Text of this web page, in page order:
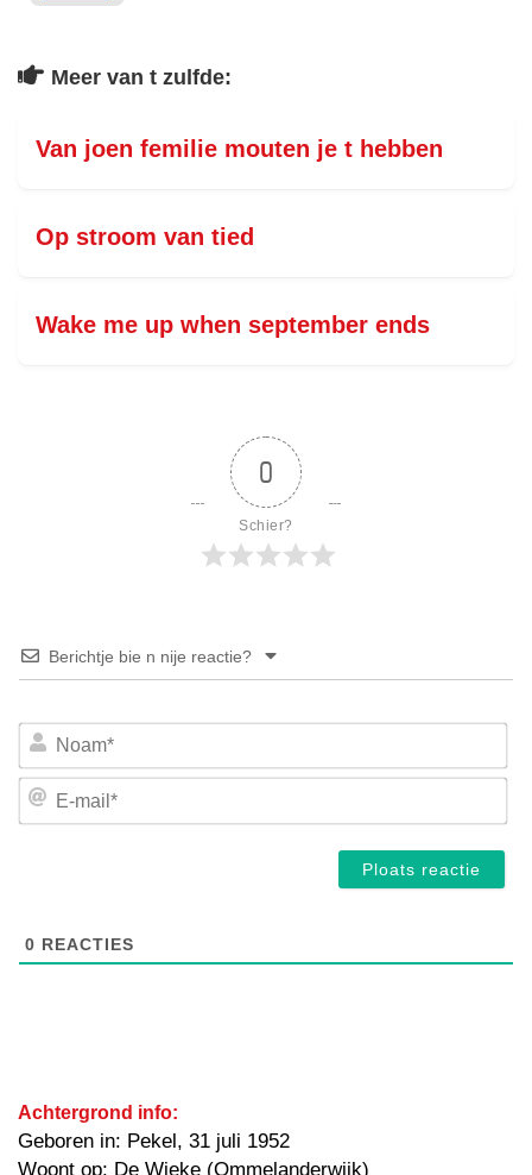
Meer van t zulfde:
Van joen femilie mouten je t hebben
Op stroom van tied
Wake me up when september ends
0
Schier?
Berichtje bie n nije reactie?
E-
0 REACTIES
Achtergrond info:
Geboren in: Pekel, 31 juli 1952
Woont op: De Wieke (Ommelanderwijk)